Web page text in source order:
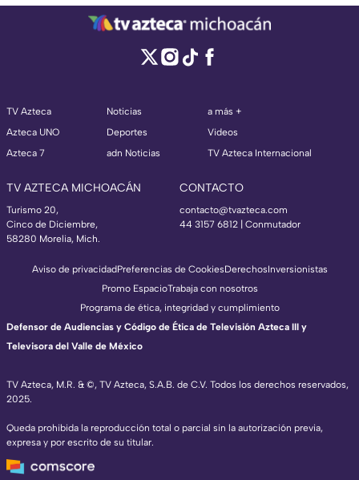
TV Azteca
Azteca UNO
Azteca 7
Noticias
Deportes
adn Noticias
a más +
Videos
TV Azteca Internacional
TV AZTECA MICHOACÁN
Turismo 20,
Cinco de Diciembre,
58280 Morelia, Mich.
CONTACTO
contacto@tvazteca.com
44 3157 6812 | Conmutador
TV Azteca, M.R. & ©, TV Azteca, S.A.B. de C.V. Todos los derechos reservados,
2025.
Queda prohibida la reproducción total o parcial sin la autorización previa,
expresa y por escrito de su titular.
Aviso de privacidadPreferencias de CookiesDerechosInversionistas
Promo EspacioTrabaja con nosotros
Programa de ética, integridad y cumplimiento
Defensor de Audiencias y Código de Ética de Televisión Azteca III y
Televisora del Valle de México